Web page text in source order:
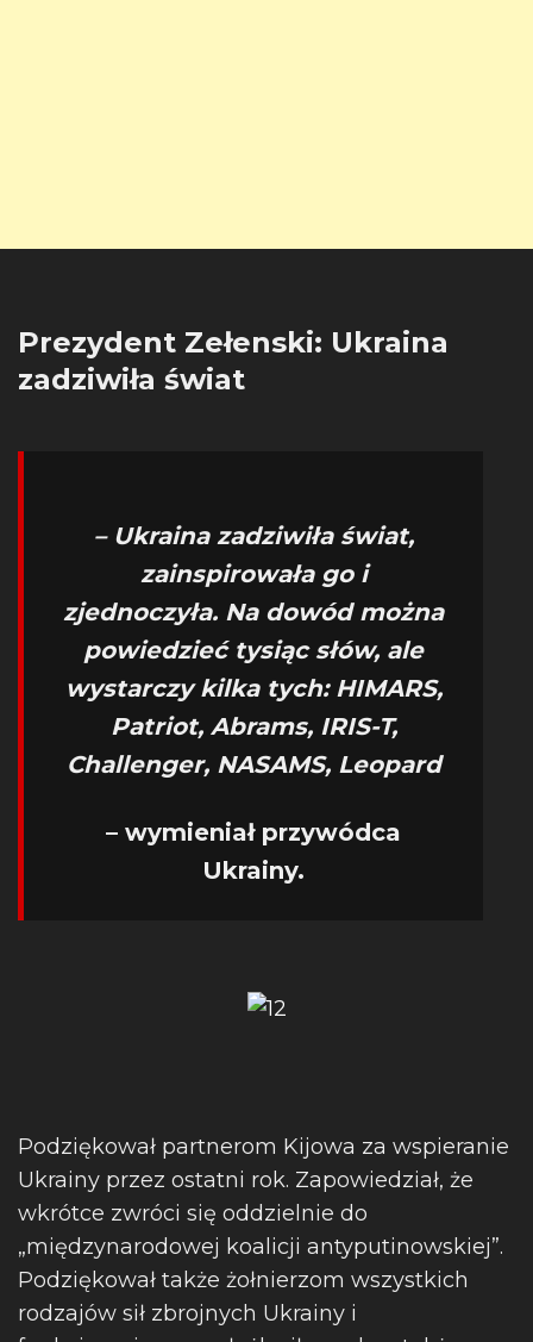
Prezydent Zełenski: Ukraina
zadziwiła świat
– Ukraina zadziwiła świat,
zainspirowała go i
zjednoczyła. Na dowód można
powiedzieć tysiąc słów, ale
wystarczy kilka tych: HIMARS,
Patriot, Abrams, IRIS-T,
Challenger, NASAMS, Leopard
– wymieniał przywódca
Ukrainy.
Podziękował partnerom Kijowa za wspieranie
Ukrainy przez ostatni rok. Zapowiedział, że
wkrótce zwróci się oddzielnie do
„międzynarodowej koalicji antyputinowskiej”.
Podziękował także żołnierzom wszystkich
rodzajów sił zbrojnych Ukrainy i